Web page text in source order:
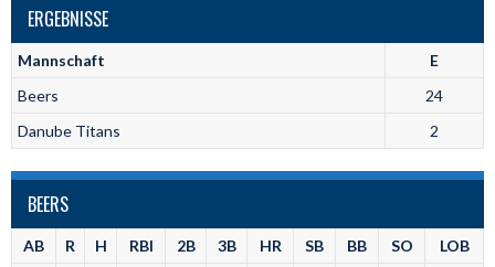
ERGEBNISSE
Mannschaft
E
Beers
24
Danube Titans
2
BEERS
AB R H RBI 2B 3B HR SB BB SO
LOB